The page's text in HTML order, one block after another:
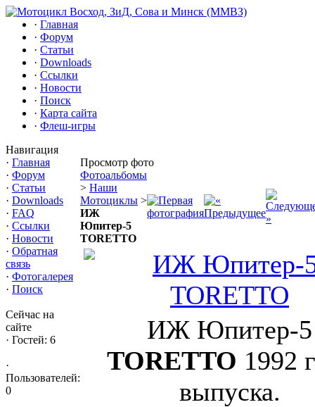
· Главная
· Форум
· Статьи
· Downloads
· Ссылки
· Новости
· Поиск
· Карта сайта
· Флеш-игры
Навигация
· Главная
· Форум
· Статьи
· Downloads
· FAQ
· Ссылки
· Новости
· Обратная
связь
· Фотогалерея
· Поиск
Сейчас на
сайте
· Гостей: 6
·
Пользователей:
0
Просмотр фото
Фотоальбомы
> Наши
Мотоциклы >
ИЖ
Юпитер-5
TORETTO
ИЖ Юпитер-5
TORETTO 1992
выпуска.